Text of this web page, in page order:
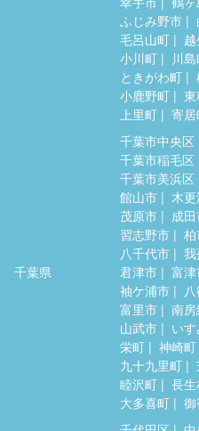
ふじみ野市
毛呂山町
小川町
川
ときがわ町
小鹿野町
上里町
寄
千葉県
千葉市中央区
千葉市稲毛区
千葉市美浜区
館山市
木
茂原市
成
習志野市
八千代市
君津市
富
袖ケ浦市
富里市
南
山武市
い
栄町
神崎町
九十九里町
睦沢町
長
大多喜町